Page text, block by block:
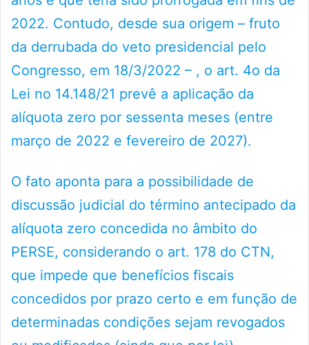
2022. Contudo, desde sua origem – fruto
da derrubada do veto presidencial pelo
Congresso, em 18/3/2022 – , o art. 4o da
Lei no 14.148/21 prevê a aplicação da
alíquota zero por sessenta meses (entre
março de 2022 e fevereiro de 2027).
O fato aponta para a possibilidade de
discussão judicial do término antecipado da
alíquota zero concedida no âmbito do
PERSE, considerando o art. 178 do CTN,
que impede que benefícios fiscais
concedidos por prazo certo e em função de
determinadas condições sejam revogados